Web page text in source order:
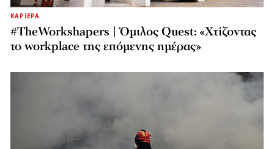
ΚΑΡΙΕΡΑ
#TheWorkshapers | Όμιλος Quest: «Χτίζοντας
το workplace της επόμενης ημέρας»